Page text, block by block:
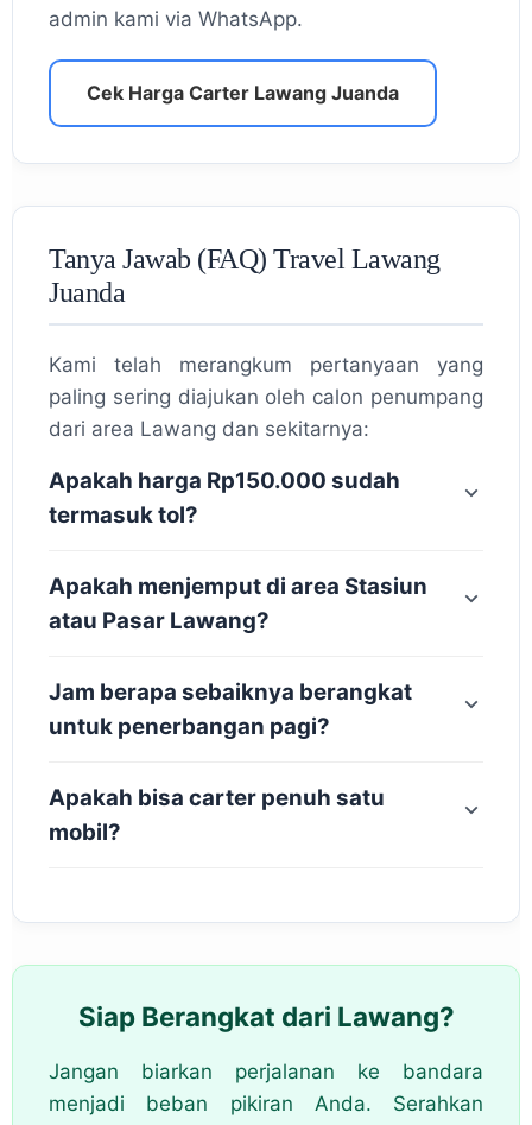
admin kami via WhatsApp.
Cek Harga Carter Lawang Juanda
Tanya Jawab (FAQ) Travel Lawang
Juanda
Kami telah merangkum pertanyaan yang
paling sering diajukan oleh calon penumpang
dari area Lawang dan sekitarnya:
Apakah harga Rp150.000 sudah
termasuk tol?
Apakah menjemput di area Stasiun
atau Pasar Lawang?
Jam berapa sebaiknya berangkat
untuk penerbangan pagi?
Apakah bisa carter penuh satu
mobil?
Siap Berangkat dari Lawang?
Jangan biarkan perjalanan ke bandara
menjadi beban pikiran Anda. Serahkan